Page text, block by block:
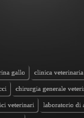
gallo clinica veterinaria
chirurgia generale
veterinari laboratorio di